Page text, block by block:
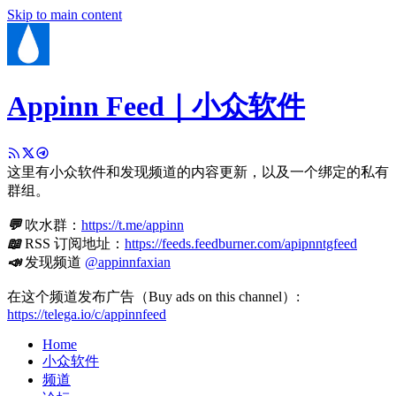
Skip to main content
Appinn Feed｜小众软件
这里有小众软件和发现频道的内容更新，以及一个绑定的私有
群组。
💬吹水群： https://t.me/appinn
📖RSS 订阅地址： https://feeds.feedburner.com/apipnntgfeed
📣发现频道 @appinnfaxian
在这个频道发布广告（Buy ads on this channel）:
https://telega.io/c/appinnfeed
Home
小众软件
频道